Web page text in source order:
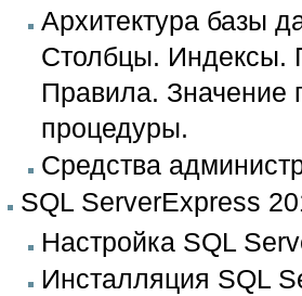
Архитектура базы
Столбцы. Индексы.
Правила. Значение
процедуры.
Средства
SQL ServerExpress
Настройка SQL
Инсталляция SQL